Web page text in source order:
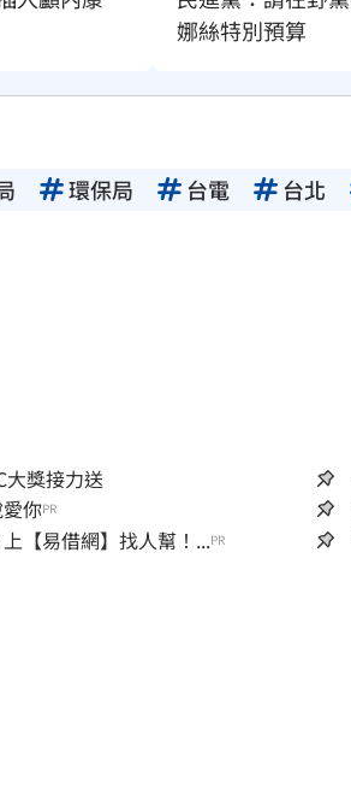
娜絲特別預算
環保局 台電 台北
獎接力送
你PR
【易借網】找人幫！...PR